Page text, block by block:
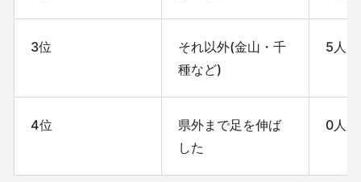
3位
それ以外(金山・千
種など)
5人
4位
県外まで足を伸ば
した
0人